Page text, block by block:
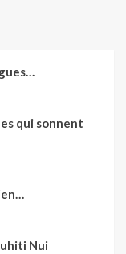
qui sonnent
Nui